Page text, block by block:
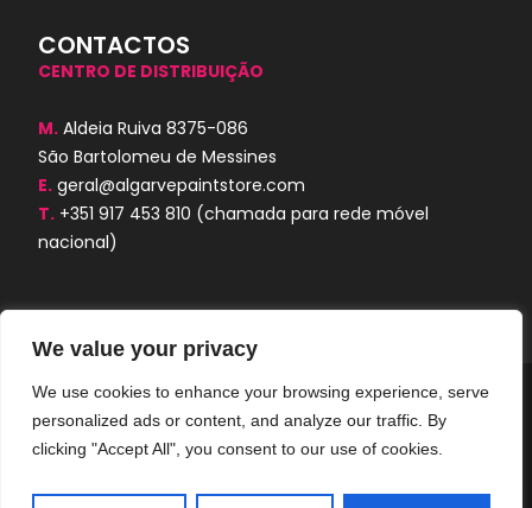
We value your privacy
We use cookies to enhance your browsing experience, serve
personalized ads or content, and analyze our traffic. By
clicking "Accept All", you consent to our use of cookies.
CONTACTOS
CENTRO DE DISTRIBUIÇÃO
M. Aldeia Ruiva 8375-086
São Bartolomeu de Messines
E. geral@algarvepaintstore.com
T. +351 917 453 810 (chamada para rede móvel
nacional)
Algarve Paint Store © 2024. Todos os
direitos reservados. Desenvolvido por
AORUBRO.PT